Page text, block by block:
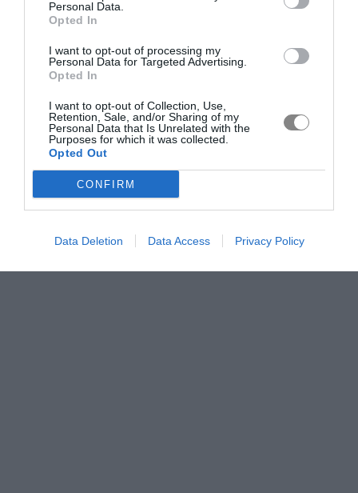
Personal Data.
Opted In
I want to opt-out of processing my
Personal Data for Targeted Advertising.
Opted In
I want to opt-out of Collection, Use,
Retention, Sale, and/or Sharing of my
Personal Data that Is Unrelated with the
Purposes for which it was collected.
Opted Out
CONFIRM
Data Deletion Data Access Privacy Policy